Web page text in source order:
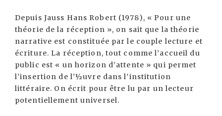
Depuis Jauss Hans Robert (1978), « Pour une
théorie de la réception », on sait que la théorie
narrative est constituée par le couple lecture et
écriture. La réception, tout comme l’accueil du
public est « un horizon d’attente » qui permet
l’insertion de l’½uvre dans l’institution
littéraire. On écrit pour être lu par un lecteur
potentiellement universel.